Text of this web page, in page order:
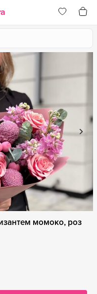
момоко, роз